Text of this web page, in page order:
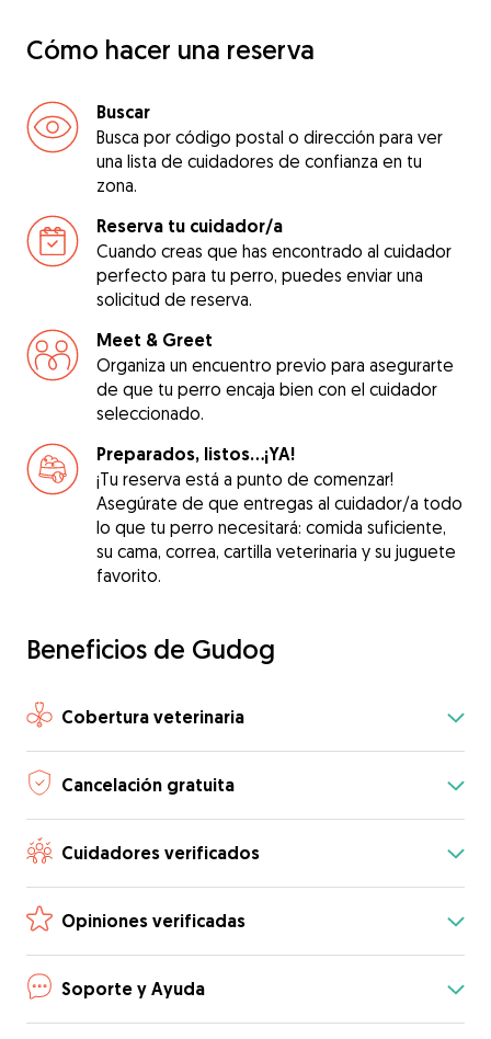
Cómo hacer una reserva
Buscar
Busca por código postal o dirección para ver
una lista de cuidadores de confianza en tu
zona.
Reserva tu cuidador/a
Cuando creas que has encontrado al cuidador
perfecto para tu perro, puedes enviar una
solicitud de reserva.
Meet & Greet
Organiza un encuentro previo para asegurarte
de que tu perro encaja bien con el cuidador
seleccionado.
Preparados, listos...¡YA!
¡Tu reserva está a punto de comenzar!
Asegúrate de que entregas al cuidador/a todo
lo que tu perro necesitará: comida suficiente,
su cama, correa, cartilla veterinaria y su juguete
favorito.
Beneficios de Gudog
Cobertura veterinaria
Cancelación gratuita
Cuidadores verificados
Opiniones verificadas
Soporte y Ayuda